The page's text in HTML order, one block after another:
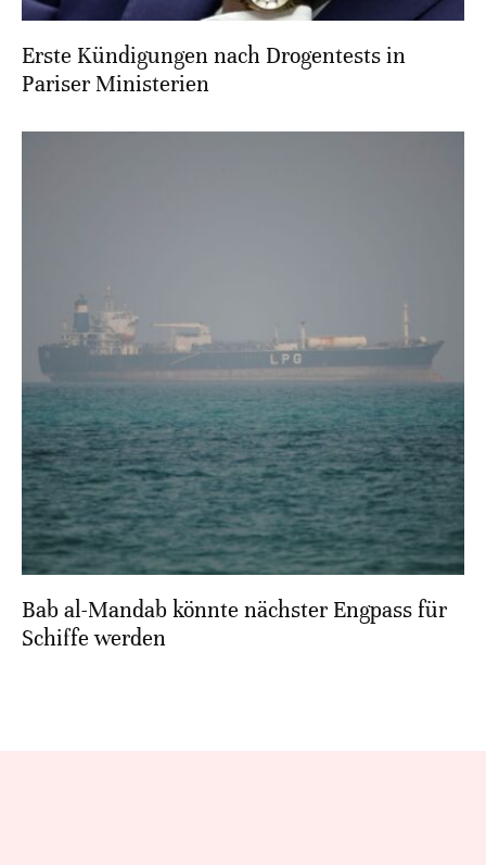
Erste Kündigungen nach Drogentests in
Pariser Ministerien
Bab al-Mandab könnte nächster Engpass für
Schiffe werden